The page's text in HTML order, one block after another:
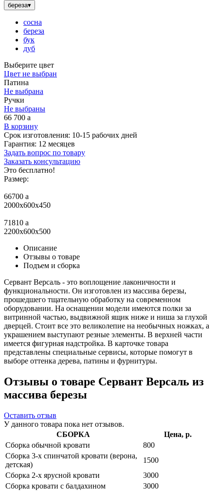
береза▾
сосна
береза
бук
дуб
Выберите цвет
Цвет не выбран
Патина
Не выбрана
Ручки
Не выбраны
66 700 a
В корзину
Срок изготовления: 10-15 рабочих дней
Гарантия: 12 месяцев
Задать вопрос по товару
Заказать консультацию
Это бесплатно!
Размер:
66700 a
2000x600x450
71810 a
2200x600x500
Описание
Отзывы о товаре
Подъем и сборка
Сервант Версаль - это воплощение лаконичности и
функциональности. Он изготовлен из массива березы,
прошедшего тщательную обработку на современном
оборудовании. На оснащении модели имеются полки за
витринной частью, выдвижной ящик ниже и ниша за глухой
дверцей. Стоит все это великолепие на необычных ножках, а
украшением выступают резные элементы. В верхней части
имеется фигурная надстройка. В карточке товара
представлены специальные сервисы, которые помогут в
выборе оттенка дерева, патины и фурнитуры.
Отзывы о товаре Сервант Версаль из
массива березы
Оставить отзыв
У данного товара пока нет отзывов.
СБОРКА
Цена, р.
Сборка обычной кровати
800
Сборка 3-х спинчатой кровати (верона,
детская)
1500
Сборка 2-х ярусной кровати
3000
Сборка кровати с балдахином
3000